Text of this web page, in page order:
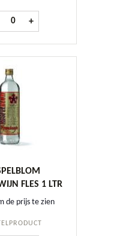
Bols Zeer Oude Genever kruik
+
FLES 1 LTR
de prijs te zien